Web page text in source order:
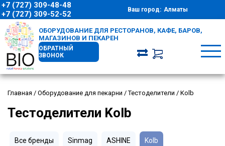
+7 (727) 309-48-48
+7 (727) 309-52-52
Ваш город: Алматы
ОБОРУДОВАНИЕ ДЛЯ РЕСТОРАНОВ, КАФЕ, БАРОВ,
МАГАЗИНОВ И ПЕКАРЕН
ОБРАТНЫЙ
ЗВОНОК
Главная / Оборудование для пекарни /Тестоделители / Kolb
Тестоделители Kolb
Все бренды Sinmag ASHINE Kolb